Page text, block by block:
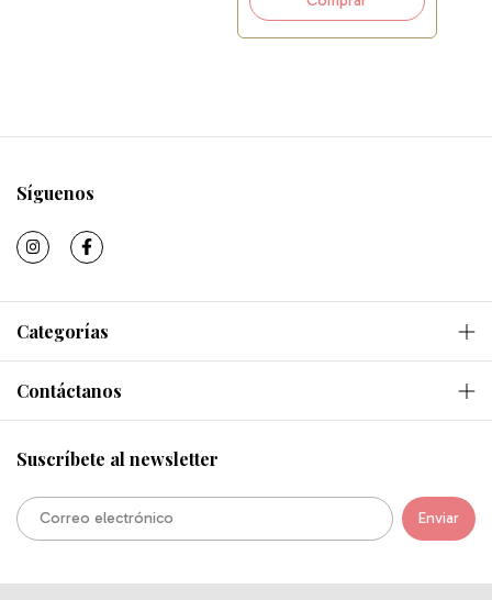
Síguenos
Categorías
Contáctanos
Suscríbete al newsletter